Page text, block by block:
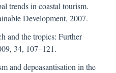
trends in coastal tourism.
Development, 2007.
and the tropics: Further
34, 107–121.
and depeasantisation in the